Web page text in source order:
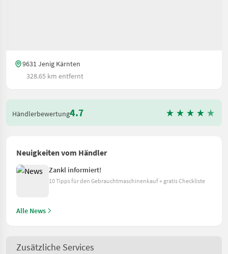
9631 Jenig Kärnten
328.65 km entfernt
Händlerbewertung4.7
Neuigkeiten vom Händler
Zankl informiert!
10 Tipps für den Gebrauchtmaschinenkauf + gratis Checkliste
Alle News
Zusätzliche Services